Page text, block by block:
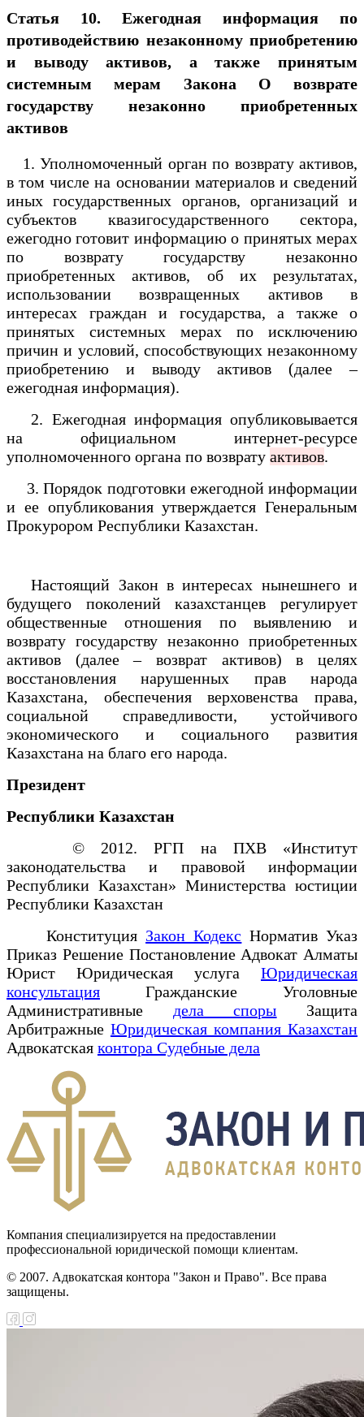
Статья 10. Ежегодная информация по
противодействию незаконному приобретению
и выводу активов, а также принятым
системным мерам
Закона О возврате
государству незаконно приобретенных
активов
1. Уполномоченный орган по возврату активов,
в том числе на основании материалов и сведений
иных государственных органов, организаций и
субъектов квазигосударственного сектора,
ежегодно готовит информацию о принятых мерах
по возврату государству незаконно
приобретенных активов, об их результатах,
использовании возвращенных активов в
интересах граждан и государства, а также о
принятых системных мерах по исключению
причин и условий, способствующих незаконному
приобретению и выводу активов (далее –
ежегодная информация).
2. Ежегодная информация опубликовывается
на официальном интернет-ресурсе
уполномоченного органа по возврату активов.
3. Порядок подготовки ежегодной информации
и ее опубликования утверждается Генеральным
Прокурором Республики Казахстан.
Настоящий Закон в интересах нынешнего и
будущего поколений казахстанцев регулирует
общественные отношения по выявлению и
возврату государству незаконно приобретенных
активов (далее – возврат активов) в целях
восстановления нарушенных прав народа
Казахстана, обеспечения верховенства права,
социальной справедливости, устойчивого
экономического и социального развития
Казахстана на благо его народа.
Президент
Республики Казахстан
© 2012. РГП на ПХВ «Институт
законодательства и правовой информации
Республики Казахстан» Министерства юстиции
Республики Казахстан
Конституция Закон Кодекс Норматив Указ
Приказ Решение Постановление Адвокат Алматы
Юрист Юридическая услуга Юридическая
консультация Гражданские Уголовные
Административные дела споры Защита
Арбитражные Юридическая компания Казахстан
Адвокатская контора Судебные дела
Компания специализируется на предоставлении
профессиональной юридической помощи клиентам.
© 2007. Адвокатская контора "Закон и Право". Все права
защищены.